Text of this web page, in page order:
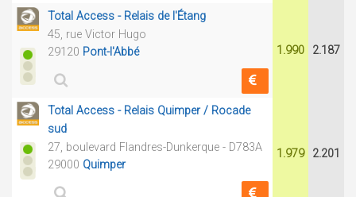
Total Access - Relais de l'Étang
45, rue Victor Hugo
29120 Pont-l'Abbé 1.990 2.187
Total Access - Relais Quimper / Rocade
sud
27, boulevard Flandres-Dunkerque - D783A
29000 Quimper
1.979 2.201